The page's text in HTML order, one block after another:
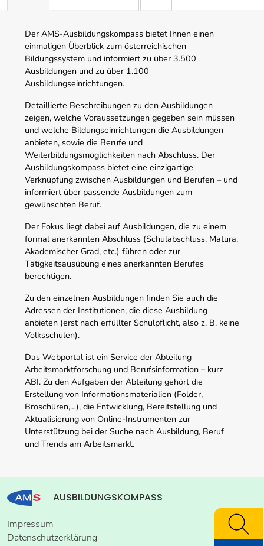
Der AMS-Ausbildungskompass bietet Ihnen einen
einmaligen Überblick zum österreichischen
Bildungssystem und informiert zu über 3.500
Ausbildungen und zu über 1.100
Ausbildungseinrichtungen.
Detaillierte Beschreibungen zu den Ausbildungen
zeigen, welche Voraussetzungen gegeben sein müssen
und welche Bildungseinrichtungen die Ausbildungen
anbieten, sowie die Berufe und
Weiterbildungsmöglichkeiten nach Abschluss. Der
Ausbildungskompass bietet eine einzigartige
Verknüpfung zwischen Ausbildungen und Berufen – und
informiert über passende Ausbildungen zum
gewünschten Beruf.
Der Fokus liegt dabei auf Ausbildungen, die zu einem
formal anerkannten Abschluss (Schulabschluss, Matura,
Akademischer Grad, etc.) führen oder zur
Tätigkeitsausübung eines anerkannten Berufes
berechtigen.
Zu den einzelnen Ausbildungen finden Sie auch die
Adressen der Institutionen, die diese Ausbildung
anbieten (erst nach erfüllter Schulpflicht, also z. B. keine
Volksschulen).
Das Webportal ist ein Service der Abteilung
Arbeitsmarktforschung und Berufsinformation – kurz
ABI. Zu den Aufgaben der Abteilung gehört die
Erstellung von Informationsmaterialien (Folder,
Broschüren,…), die Entwicklung, Bereitstellung und
Aktualisierung von Online-Instrumenten zur
Unterstützung bei der Suche nach Ausbildung, Beruf
und Trends am Arbeitsmarkt.
AUSBILDUNGSKOMPASS
Impressum
Datenschutzerklärung